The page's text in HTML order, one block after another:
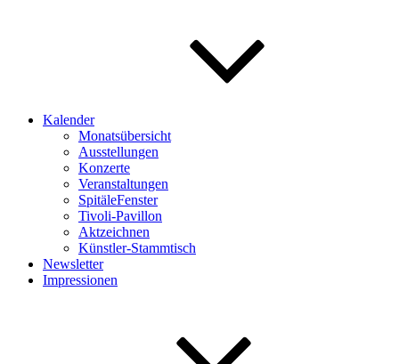
Kalender
Monatsübersicht
Ausstellungen
Konzerte
Veranstaltungen
SpitäleFenster
Tivoli-Pavillon
Aktzeichnen
Künstler-Stammtisch
Newsletter
Impressionen